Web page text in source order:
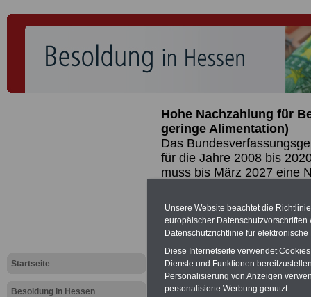
Startseite
Besoldung in Hessen
Hohe Nachzahlung für
geringe Alimentation)
Das
für die Jahre 2008 bis
muss bis März 2027 eine
(Beamte &
geben (Medienberichten
mind.3.000 und 13.000
hierzu eine Broschüre
des Gesetzentwurfs der
(wahrscheinlich im
Broschüre.
Unsere Website beachtet die
europäischer
Datenschutzrichtlinie für
Diese Internetseite verwendet
Dienste und Funktionen
Personalisierung von Anzeigen
personalisierte Werbung genutzt.